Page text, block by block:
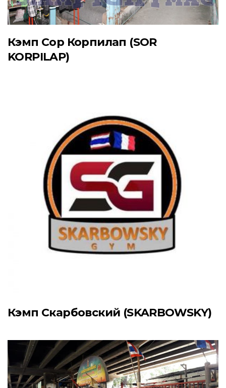
Кэмп Сор Корпилап (SOR
KORPILAP)
Кэмп Скарбовский (SKARBOWSKY)